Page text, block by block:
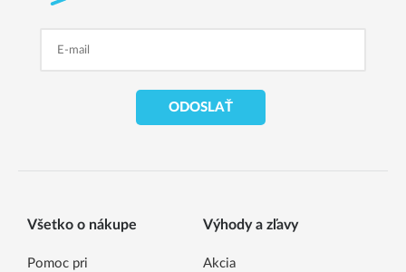
ODOSLAŤ
Všetko o nákupe
Pomoc pri
Výhody a zľavy
Akcia